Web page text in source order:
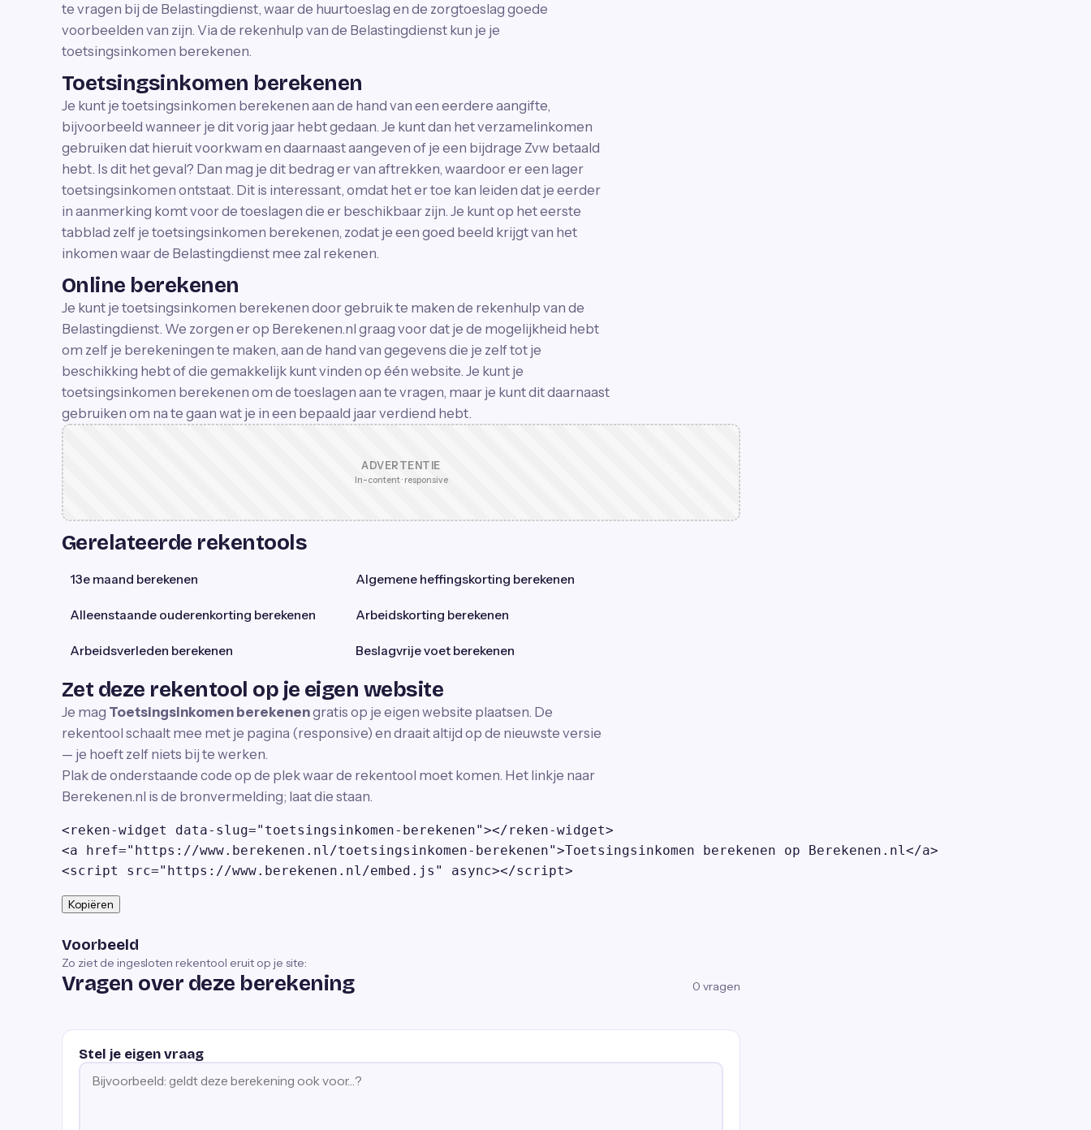
te vragen bij de Belastingdienst, waar de huurtoeslag en de zorgtoeslag goede
voorbeelden van zijn. Via de rekenhulp van de Belastingdienst kun je je
toetsingsinkomen berekenen.
Toetsingsinkomen berekenen
Je kunt je toetsingsinkomen berekenen aan de hand van een eerdere aangifte,
bijvoorbeeld wanneer je dit vorig jaar hebt gedaan. Je kunt dan het verzamelinkomen
gebruiken dat hieruit voorkwam en daarnaast aangeven of je een bijdrage Zvw betaald
hebt. Is dit het geval? Dan mag je dit bedrag er van aftrekken, waardoor er een lager
toetsingsinkomen ontstaat. Dit is interessant, omdat het er toe kan leiden dat je eerder
in aanmerking komt voor de toeslagen die er beschikbaar zijn. Je kunt op het eerste
tabblad zelf je toetsingsinkomen berekenen, zodat je een goed beeld krijgt van het
inkomen waar de Belastingdienst mee zal rekenen.
Online berekenen
Je kunt je toetsingsinkomen berekenen door gebruik te maken de rekenhulp van de
Belastingdienst. We zorgen er op Berekenen.nl graag voor dat je de mogelijkheid hebt
om zelf je berekeningen te maken, aan de hand van gegevens die je zelf tot je
beschikking hebt of die gemakkelijk kunt vinden op één website. Je kunt je
toetsingsinkomen berekenen om de toeslagen aan te vragen, maar je kunt dit daarnaast
gebruiken om na te gaan wat je in een bepaald jaar verdiend hebt.
ADVERTENTIE
In-content · responsive
Gerelateerde rekentools
13e maand berekenen Algemene heffingskorting berekenen
Alleenstaande ouderenkorting berekenen Arbeidskorting berekenen
Arbeidsverleden berekenen Beslagvrije voet berekenen
Zet deze rekentool op je eigen website
Je mag Toetsingsinkomen berekenengratis op je eigen website plaatsen. De
rekentool schaalt mee met je pagina (responsive) en draait altijd op de nieuwste versie
— je hoeft zelf niets bij te werken.
Plak de onderstaande code op de plek waar de rekentool moet komen. Het linkje naar
Berekenen.nl is de bronvermelding; laat die staan.
<reken-widget data-slug="toetsingsinkomen-berekenen"></reken-widget>
<a href="https://www.berekenen.nl/toetsingsinkomen-berekenen">Toetsingsinkomen berekenen op Berekenen.nl</a>
<script src="https://www.berekenen.nl/embed.js" async></script>
Kopiëren
Voorbeeld
Zo ziet de ingesloten rekentool eruit op je site:
Vragen over deze berekening 0 vragen
Stel je eigen vraag